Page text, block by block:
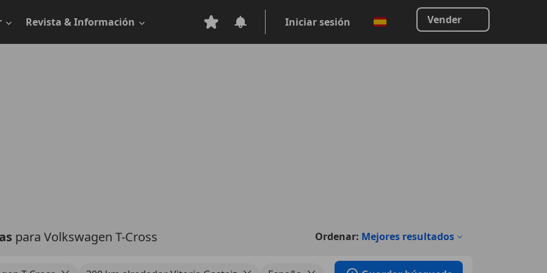
Revista & Información Iniciar sesión Vender
para Volkswagen T-Cross Ordenar: Mejores resultados